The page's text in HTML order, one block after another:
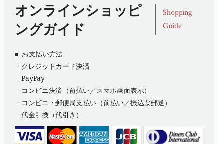
オンラインショッピ
ングガイド
Shopping
Guide
お支払い方法
・クレジットカード決済
・PayPay
・コンビニ決済（前払い／スマホ画面表示）
・コンビニ・郵便局支払い（前払い／振込票郵送）
・代金引換（代引き）